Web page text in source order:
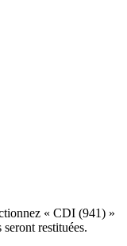
« CDI (941) »
restituées.